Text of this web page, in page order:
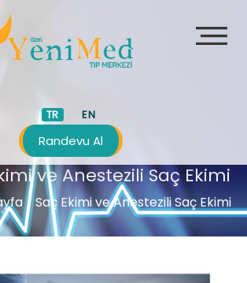
TR EN
Randevu Al
ve Anestezili Saç Ekimi
/ Saç Ekimi ve Anestezili Saç Ekimi